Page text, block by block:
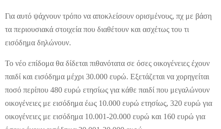
Για αυτό ψάχνουν τρόπο να αποκλείσουν ορισμένους, πχ με βάση
τα περιουσιακά στοιχεία που διαθέτουν και ασχέτως του τι
εισόδημα δηλώνουν.
Το νέο επίδομα θα δίδεται πιθανότατα σε όσες οικογένειες έχουν
παιδί και εισόδημα μέχρι 30.000 ευρώ. Εξετάζεται να χορηγείται
ποσό περίπου 480 ευρώ ετησίως για κάθε παιδί που μεγαλώνουν
οικογένειες με εισόδημα έως 10.000 ευρώ ετησίως, 320 ευρώ για
οικογένειες με εισόδημα 10.001-20.000 ευρώ και 160 ευρώ για